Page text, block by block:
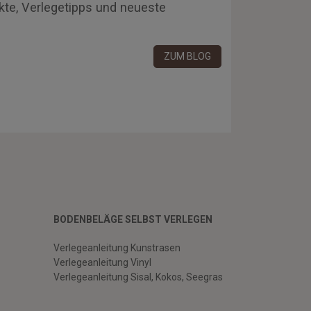
Verlegetipps und neueste
ZUM BLOG
BODENBELÄGE SELBST VERLEGEN
Verlegeanleitung Kunstrasen
Verlegeanleitung Vinyl
Verlegeanleitung Sisal, Kokos, Seegras